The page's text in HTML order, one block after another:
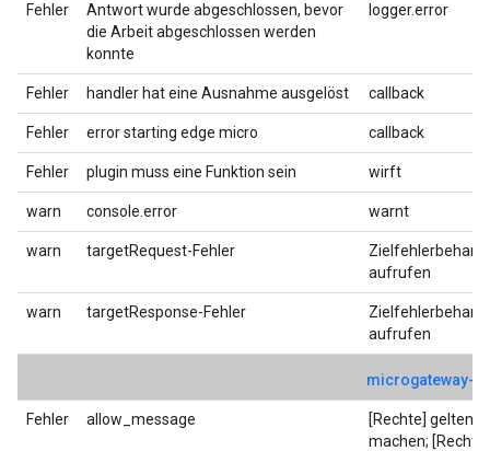
Fehler
Antwort wurde abgeschlossen, bevor
die Arbeit abgeschlossen werden
konnte
logger.error
Fehler handler hat eine Ausnahme ausgelöst callback
Fehler error starting edge micro callback
Fehler plugin muss eine Funktion sein wirft
warn console.error warnt
warn targetRequest-Fehler
aufrufen
warn targetResponse-Fehler
aufrufen
microgateway-
Fehler allow_message
[Rechte] geltend
machen; [Rechte]